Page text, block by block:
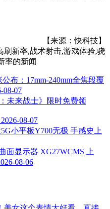
【来源：快科技】
刷新率,战术射击,游戏体验,骁
率的新闻
布：17mm-240mm全焦段覆
08-07
未来战士》限时免费领
2026-08-07
小平板Y700无极 手感史上
面显示器 XG27WCMS 上
08-06